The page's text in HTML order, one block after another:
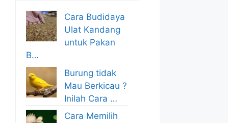
Cara Budidaya
Ulat Kandang
untuk Pakan
B…
Burung tidak
Mau Berkicau ?
Inilah Cara …
Cara Memilih